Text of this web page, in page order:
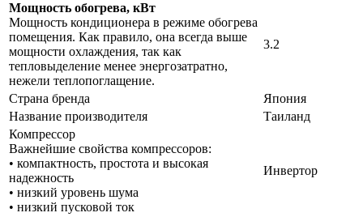
Мощность обогрева, кВт
Мощность кондиционера в режиме обогрева
помещения. Как правило, она всегда выше
мощности охлаждения, так как
тепловыделение менее энергозатратно,
нежели теплопоглащение.
3.2
Страна бренда
Япония
Название производителя
Таиланд
Компрессор
Важнейшие свойства компрессоров:
• компактность, простота и высокая
надежность
• низкий уровень шума
• низкий пусковой ток
Инвертор